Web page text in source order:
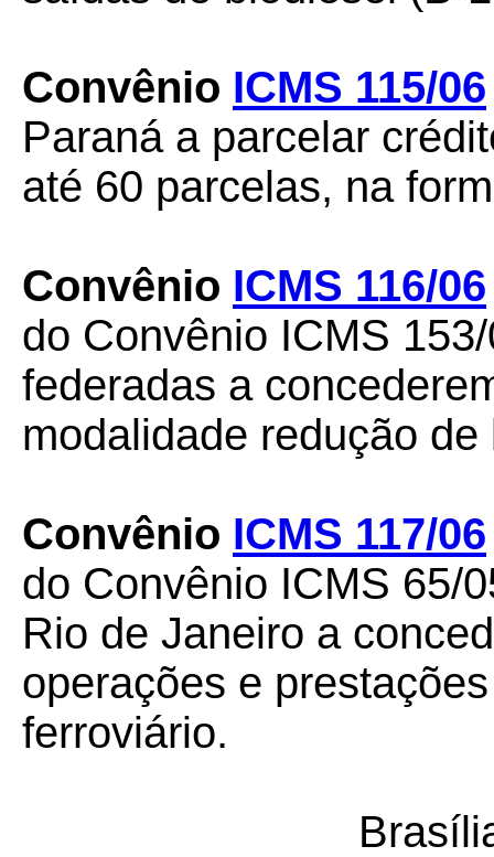
Convênio ICMS 115/06
Paraná a parcelar
até 60 parcelas, na
Convênio ICMS 116/06
do Convênio ICMS
federadas a
modalidade redução
Convênio ICMS 117/06
do Convênio ICMS 65/
Rio de Janeiro a
operações e
ferroviário.